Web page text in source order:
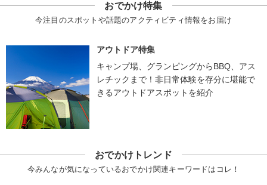
おでかけ特集
今注目のスポットや話題のアクティビティ情報をお届け
アウトドア特集
キャンプ場、グランピングからBBQ、アス
レチックまで！非日常体験を存分に堪能で
きるアウトドアスポットを紹介
おでかけトレンド
今みんなが気になっているおでかけ関連キーワードはコレ！